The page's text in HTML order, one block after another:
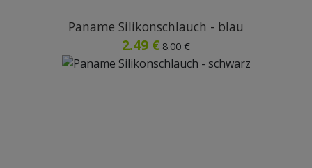
Paname Silikonschlauch - blau
2.49 € 8.00 €